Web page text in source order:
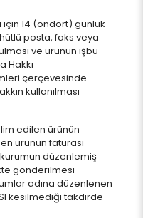
için 14 (ondört) günlük
posta, faks veya
ve ürünün işbu
Hakkı
çerçevesinde
kullanılması
edilen ürünün
ürünün faturası
düzenlemiş
gönderilmesi
adına düzenlenen
kesilmediği takdirde